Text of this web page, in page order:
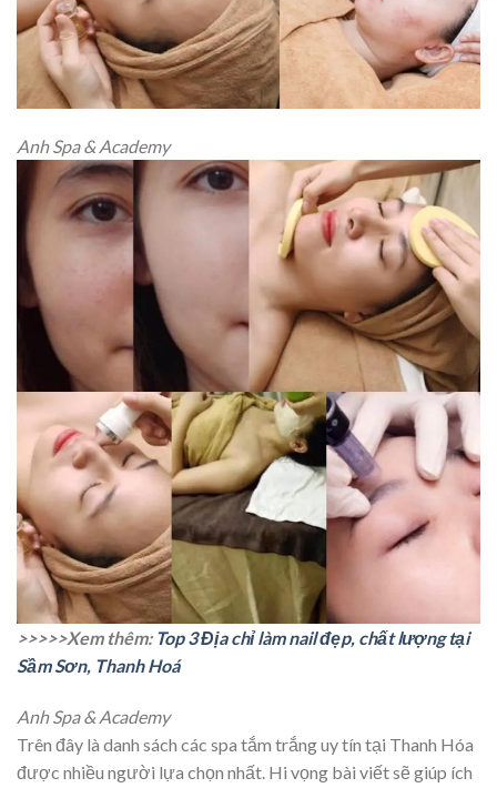
Anh Spa & Academy
>>>>>Xem thêm: Top 3 Địa chỉ làm nail đẹp, chất lượng tại
Sầm Sơn, Thanh Hoá
Anh Spa & Academy
Trên đây là danh sách các spa tắm trắng uy tín tại Thanh Hóa
được nhiều người lựa chọn nhất. Hi vọng bài viết sẽ giúp ích